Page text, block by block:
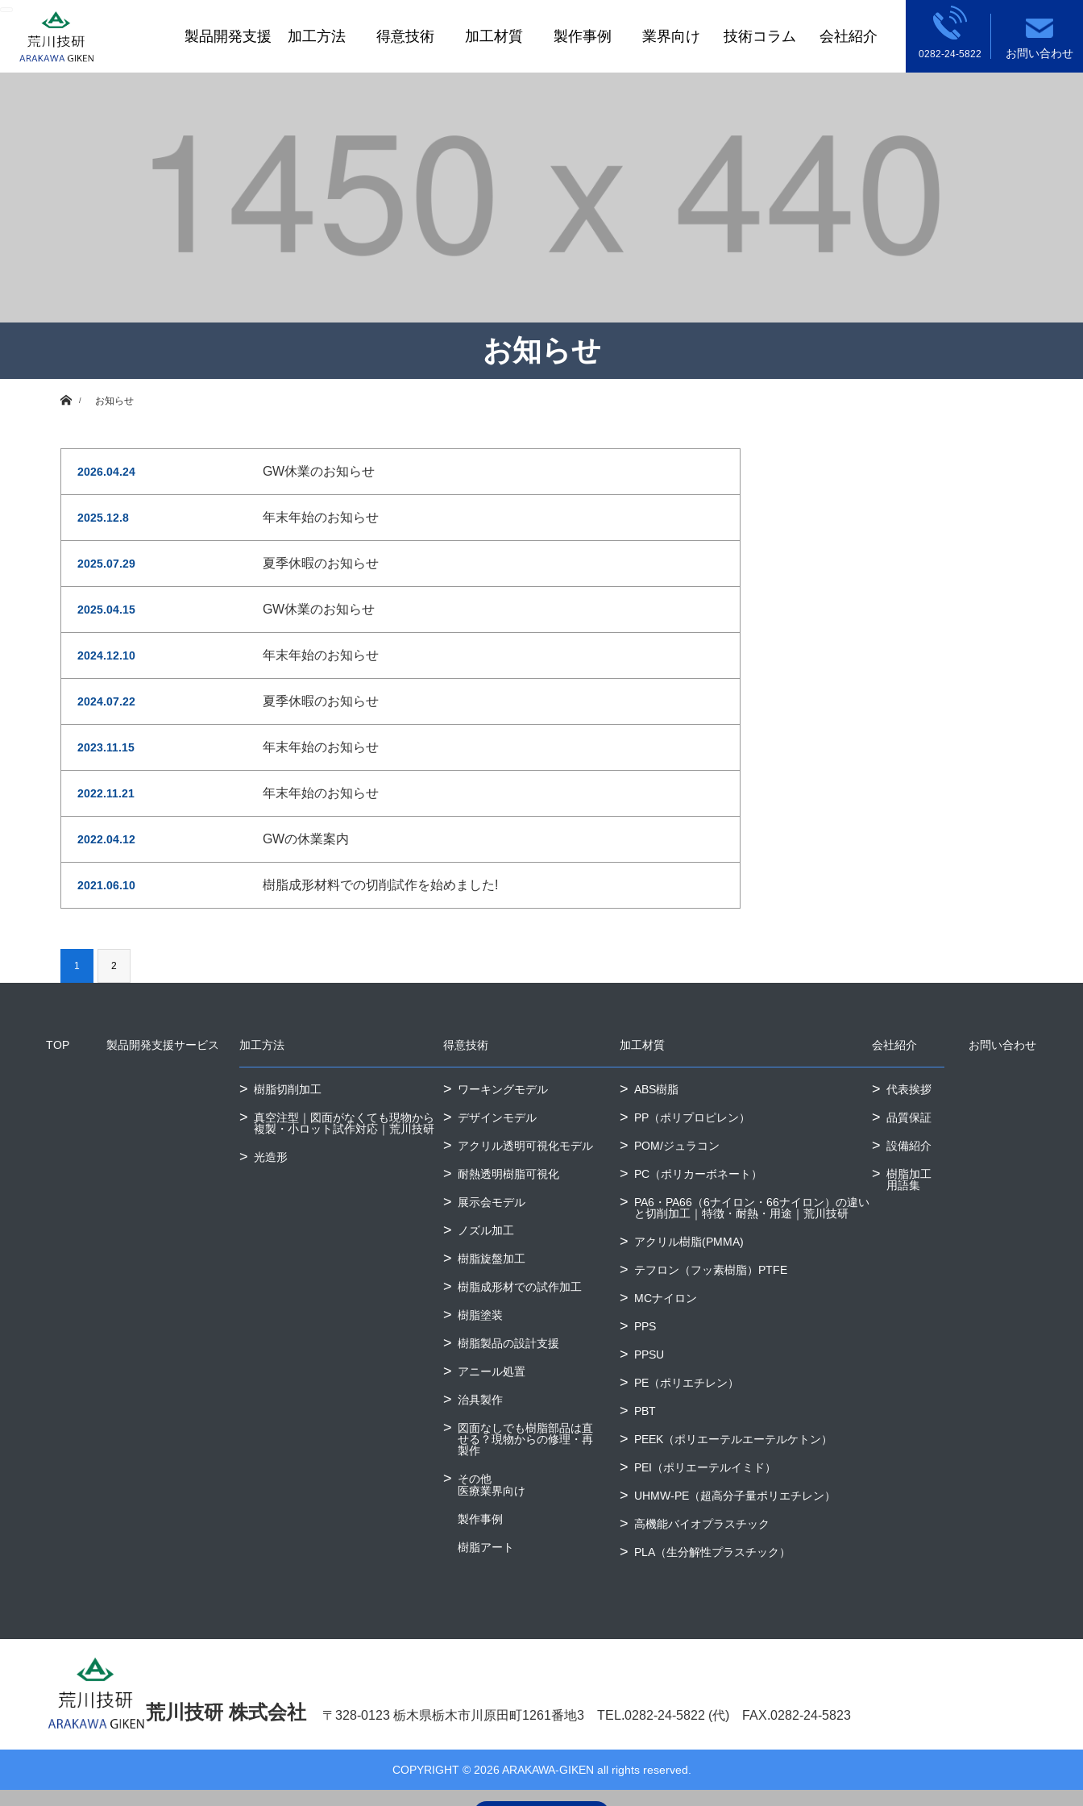
製品開発支援 加工方法 得意技術 加工材質 製作事例 業界向け 技術コラム 会社紹介
0282-24-5822 お問い合わせ
お知らせ
お知らせ
2026.04.24 GW休業のお知らせ
2025.12.8 年末年始のお知らせ
2025.07.29 夏季休暇のお知らせ
2025.04.15 GW休業のお知らせ
2024.12.10 年末年始のお知らせ
2024.07.22 夏季休暇のお知らせ
2023.11.15 年末年始のお知らせ
2022.11.21 年末年始のお知らせ
2022.04.12 GWの休業案内
2021.06.10 樹脂成形材料での切削試作を始めました!
1 2
TOP 製品開発支援サービス 加工方法
樹脂切削加工
真空注型｜図面がなくても現物から
複製・小ロット試作対応｜荒川技研
光造形
得意技術
ワーキングモデル
デザインモデル
アクリル透明可視化モデル
耐熱透明樹脂可視化
展示会モデル
ノズル加工
樹脂旋盤加工
樹脂成形材での試作加工
樹脂塗装
樹脂製品の設計支援
アニール処置
治具製作
図面なしでも樹脂部品は直
せる？現物からの修理・再
製作
その他
医療業界向け
製作事例
樹脂アート
加工材質
ABS樹脂
PP（ポリプロピレン）
POM/ジュラコン
PC（ポリカーボネート）
PA6・PA66（6ナイロン・66ナイロン）の違い
と切削加工｜特徴・耐熱・用途｜荒川技研
アクリル樹脂(PMMA)
テフロン（フッ素樹脂）PTFE
MCナイロン
PPS
PPSU
PE（ポリエチレン）
PBT
PEEK（ポリエーテルエーテルケトン）
PEI（ポリエーテルイミド）
UHMW-PE（超高分子量ポリエチレン）
高機能バイオプラスチック
PLA（生分解性プラスチック）
会社紹介
代表挨拶
品質保証
設備紹介
樹脂加工
用語集
お問い合わせ
荒川技研 株式会社 〒328-0123 栃木県栃木市川原田町1261番地3 TEL.0282-24-5822 (代) FAX.0282-24-5823
COPYRIGHT © 2026 ARAKAWA-GIKEN all rights reserved.